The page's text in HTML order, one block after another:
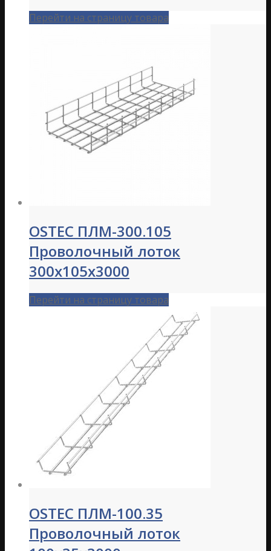
Перейти на страницу товара
OSTEC ПЛМ-300.105
Проволочный лоток
300х105х3000
Перейти на страницу товара
OSTEC ПЛМ-100.35
Проволочный лоток